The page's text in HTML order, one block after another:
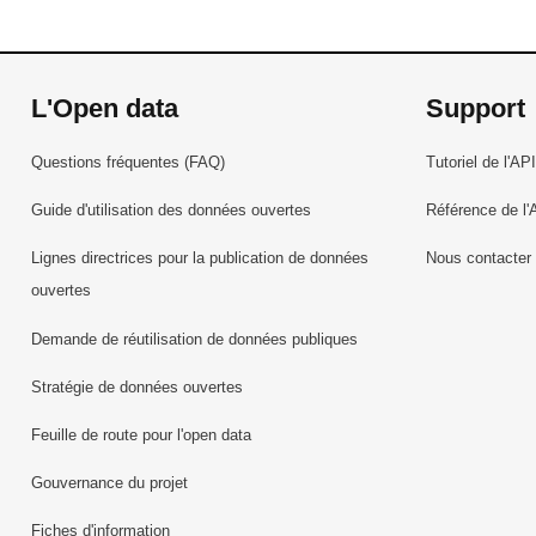
L'Open data
Questions fréquentes (FAQ)
Guide d'utilisation des données ouvertes
Lignes directrices pour la publication de données
ouvertes
Demande de réutilisation de données publiques
Stratégie de données ouvertes
Feuille de route pour l'open data
Gouvernance du projet
Fiches d'information
Support
Tutoriel de l'API
Référence de
Nous contacter